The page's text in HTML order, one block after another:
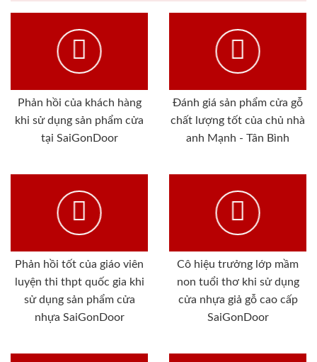
Phản hồi của khách hàng
khi sử dụng sản phẩm cửa
tại SaiGonDoor
Đánh giá sản phẩm cửa gỗ
chất lượng tốt của chủ nhà
anh Mạnh - Tân Bình
Phản hồi tốt của giáo viên
luyện thi thpt quốc gia khi
sử dụng sản phẩm cửa
nhựa SaiGonDoor
Cô hiệu trưởng lớp mầm
non tuổi thơ khi sử dụng
cửa nhựa giả gỗ cao cấp
SaiGonDoor